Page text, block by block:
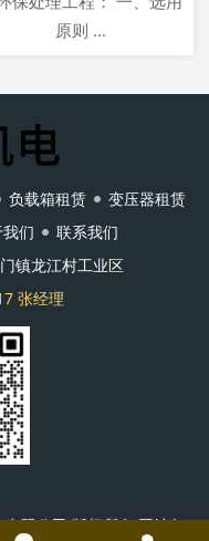
原则 ...
负载箱租赁
变压器租赁
们
联系我们
镇龙江村工业区
张经理
限公司 版权所有 网站备